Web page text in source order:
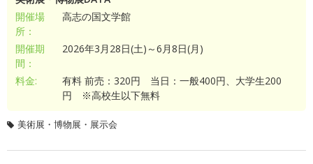
開催場
所：
高志の国文学館
開催期
間：
2026年3月28日(土)～6月8日(月)
料金:
有料 前売：320円 当日：一般400円、大学生200
円 ※高校生以下無料
美術展・博物展・展示会